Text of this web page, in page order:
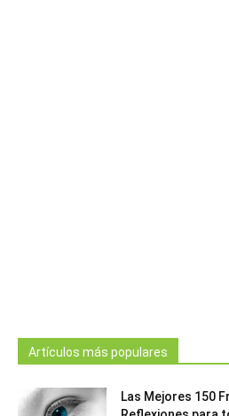
Artículos más populares
Las Mejores 150